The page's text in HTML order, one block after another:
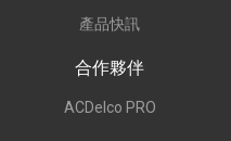
產品快訊
合作夥伴
ACDelco PRO